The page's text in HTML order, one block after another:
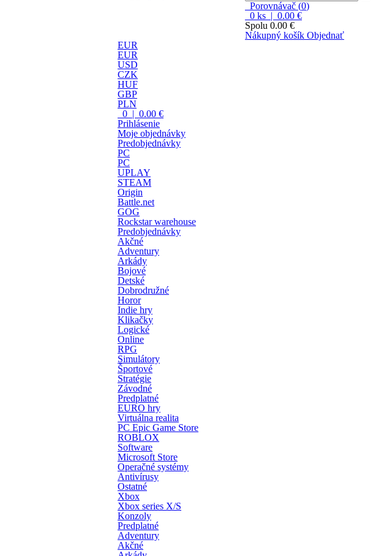
Porovnávač (0)
0 ks | 0.00 €
Spolu 0.00 €
Nákupný košík Objednať
EUR
EUR
USD
CZK
HUF
GBP
PLN
0 | 0.00 €
Prihlásenie
Moje objednávky
Predobjednávky
PC
PC
UPLAY
STEAM
Origin
Battle.net
GOG
Rockstar warehouse
Predobjednávky
Akčné
Adventury
Arkády
Bojové
Detské
Dobrodružné
Horor
Indie hry
Klikačky
Logické
Online
RPG
Simulátory
Športové
Stratégie
Závodné
Predplatné
EURO hry
Virtuálna realita
PC Epic Game Store
ROBLOX
Software
Microsoft Store
Operačné systémy
Antivírusy
Ostatné
Xbox
Xbox series X/S
Konzoly
Predplatné
Adventury
Akčné